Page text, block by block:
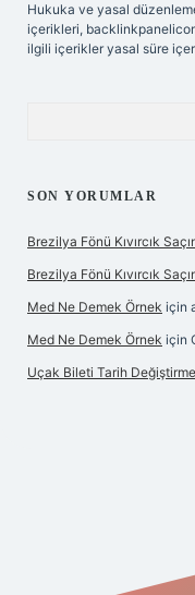
Hukuka ve yasal
içerikleri,
ilgili içerikler yasal süre
SON YORUMLAR
Brezilya Fönü Kıvırcık
Brezilya Fönü Kıvırcık
Med Ne Demek Örnek için
Med Ne Demek Örnek için
Uçak Bileti Tarih